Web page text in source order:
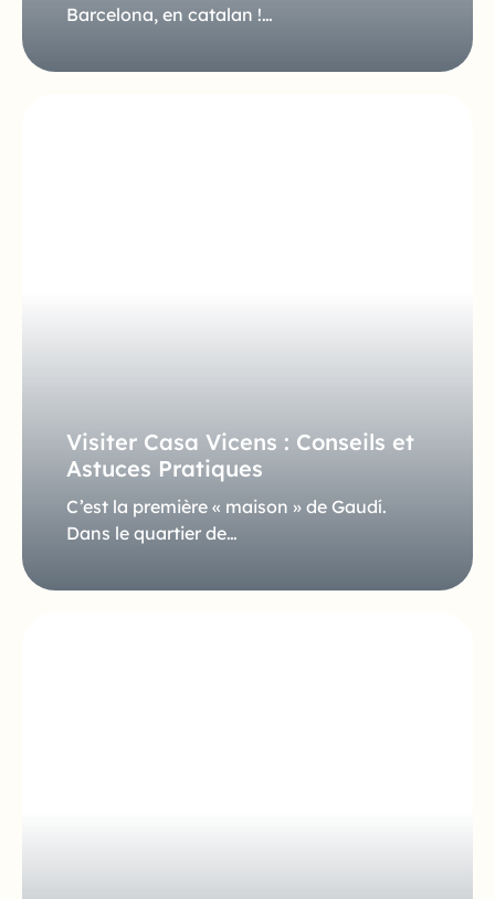
Barcelona, en catalan !…
Visiter Casa Vicens : Conseils et
Astuces Pratiques
C’est la première « maison » de Gaudí.
Dans le quartier de…